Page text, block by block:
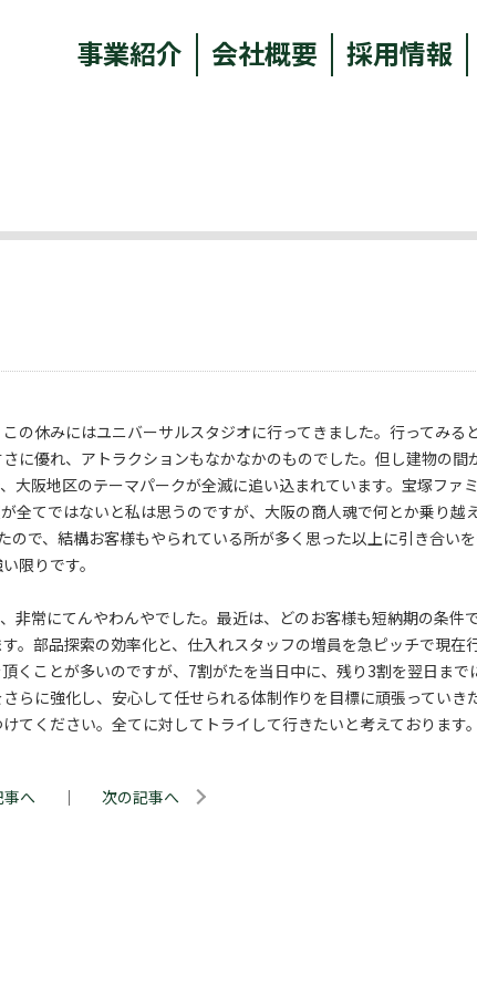
事業紹介 会社概要 採用情報
休みにはユニバーサルスタジオに行ってきました。行ってみると
に優れ、アトラクションもなかなかのものでした。但し建物の間
大阪地区のテーマパークが全滅に追い込まれています。宝塚ファ
全てではないと私は思うのですが、大阪の商人魂で何とか乗り越
で、結構お客様もやられている所が多く思った以上に引き合い
限りです。
非常にてんやわんやでした。最近は、どのお客様も短納期の条件
。部品探索の効率化と、仕入れスタッフの増員を急ピッチで現在
くことが多いのですが、7割がたを当日中に、残り3割を翌日まで
らに強化し、安心して任せられる体制作りを目標に頑張っていき
てください。全てに対してトライして行きたいと考えております。
事へ ｜ 次の記事へ